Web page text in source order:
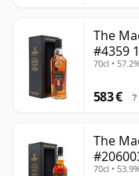
The
#4359
70cl •
583 € ?
The
70cl •